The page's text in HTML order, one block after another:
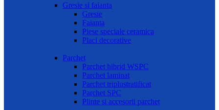
Gresie si faianta
Gresie
Faianta
Piese speciale ceramica
Placi decorative
Parchet
Parchet hibrid WSPC
Parchet laminat
Parchet triplustratificat
Parchet SPC
Plinte si accesorii parchet